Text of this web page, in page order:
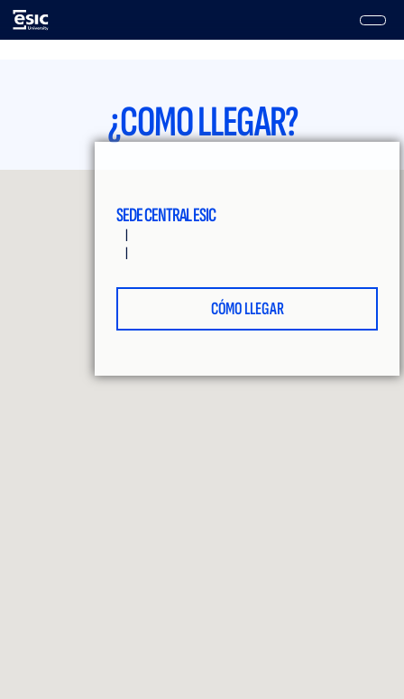
Pasar
¿COMO LLEGAR?
SEDE CENTRAL ESIC
CÓMO LLEGAR